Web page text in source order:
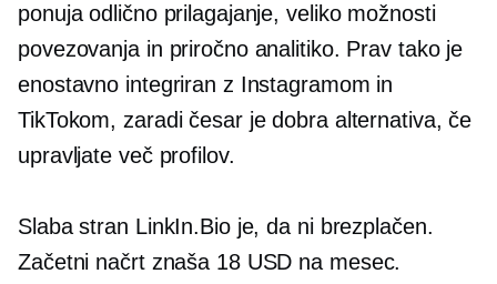
ponuja odlično prilagajanje, veliko možnosti
povezovanja in priročno analitiko. Prav tako je
enostavno integriran z Instagramom in
TikTokom, zaradi česar je dobra alternativa, če
upravljate več profilov.
Slaba stran LinkIn.Bio je, da ni brezplačen.
Začetni načrt znaša 18 USD na mesec.